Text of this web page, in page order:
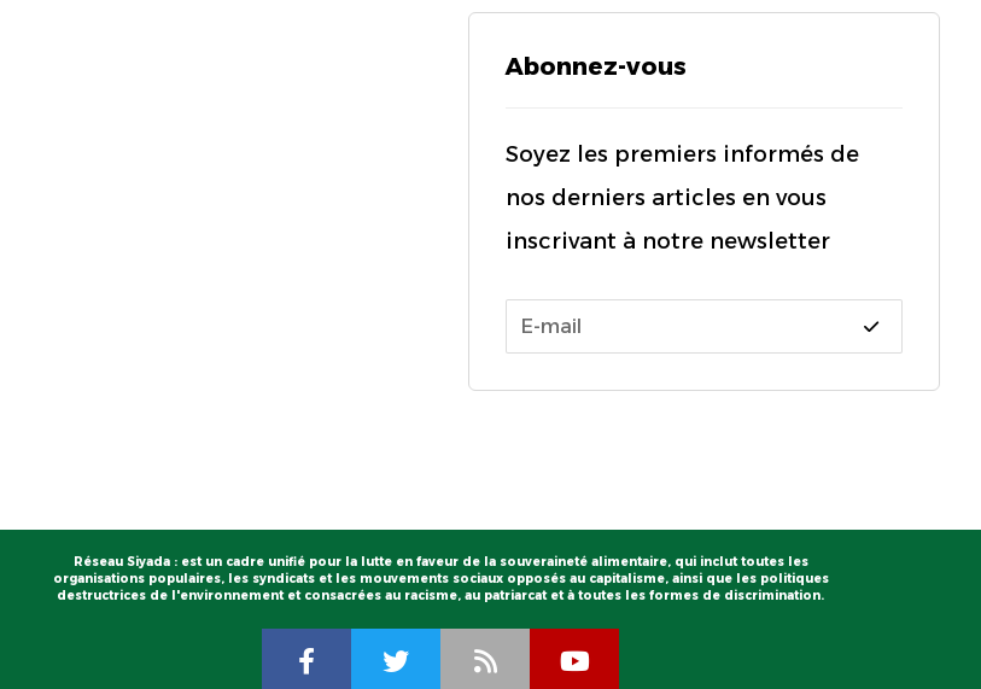
Abonnez-vous
Soyez les premiers informés de
nos derniers articles en vous
inscrivant à notre newsletter
Réseau Siyada : est un cadre unifié pour la lutte en faveur de la souveraineté alimentaire, qui inclut toutes les
organisations populaires, les syndicats et les mouvements sociaux opposés au capitalisme, ainsi que les politiques
destructrices de l'environnement et consacrées au racisme, au patriarcat et à toutes les formes de discrimination.